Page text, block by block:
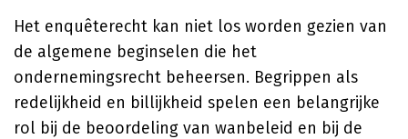
Het enquêterecht kan niet los worden gezien van
de algemene beginselen die het
ondernemingsrecht beheersen. Begrippen als
redelijkheid en billijkheid spelen een belangrijke
rol bij de beoordeling van wanbeleid en bij de